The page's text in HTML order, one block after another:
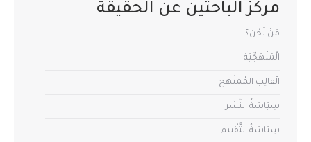
مركز الباحثين عن الحقيقة
مَنْ نَحْن؟
الْمَنْهَجِّيَة
الْقَالِب المُمَنْهَج
سِيَاسَةُ النَّشَر
سِيَاسَةُ التَّقْييم